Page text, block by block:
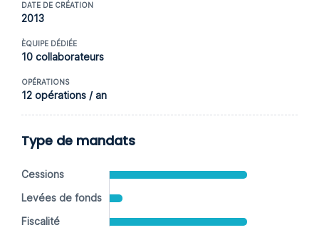
DATE DE CRÉATION
2013
ÈQUIPE DÉDIÉE
10 collaborateurs
OPÉRATIONS
12 opérations / an
Type de mandats
Cessions
Levées de fonds
Fiscalité